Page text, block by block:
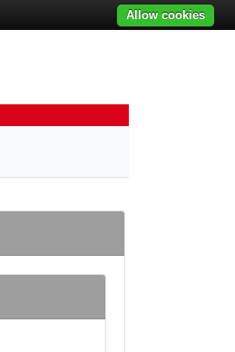
Allow cookies